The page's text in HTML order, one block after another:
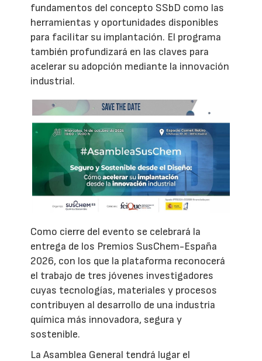
fundamentos del concepto SSbD como las
herramientas y oportunidades disponibles
para facilitar su implantación. El programa
también profundizará en las claves para
acelerar su adopción mediante la innovación
industrial.
Como cierre del evento se celebrará la
entrega de los Premios SusChem-España
2026, con los que la plataforma reconocerá
el trabajo de tres jóvenes investigadores
cuyas tecnologías, materiales y procesos
contribuyen al desarrollo de una industria
química más innovadora, segura y
sostenible.
La Asamblea General tendrá lugar el